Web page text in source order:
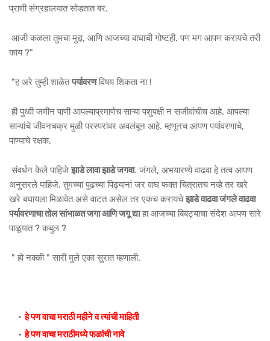
प्राणी संग्रहालयात सोडतात बर.
आजी कळला तुमचा मुद्दा, आणि आजच्या वाघाची गोष्टही. पण मग आपण करायचे तरी
काय ?"
"ह अरे तुम्ही शाळेतपर्यावरणविषय शिकता ना !
ही पुथ्वी जमीन पाणी आपल्याप्रमाणेच साऱ्या पशुपक्षी न सजीवांचीच आहे. आपल्या
साऱ्यांचे जीवनचक्र मुळी परस्परांवर अवलंबून आहे. म्हणूनच आपण पर्यावरणाचे,
पाण्याचे रक्षक,
संवर्धन केले पाहिजे झाडे लावा झाडे जगवा. जंगले, अभयारण्ये वाढवा हे तत्व आपण
अनुसरले पाहिजे. तुमच्या पुढच्या पिढ्यानां जर वाघ फक्त चित्रातच नव्हे तर खरे
खरे बघायला मिळावेत असे वाटत असेल तर एकच करायचेझाडे वाढवा जंगले वाढवा
पर्यावरणाचा तोल सांभाळत जगा आणि जगू द्याहा आजच्या बिबट्याचा संदेश आपण सारे
पाळूयात ? कबुल ?
" हो नक्की " सारी मुले एका सुरात म्हणाली.
हे पण वाचा मराठी महीने व त्यांची माहिती
हे पण वाचा मराठीमध्ये फळांची नावे